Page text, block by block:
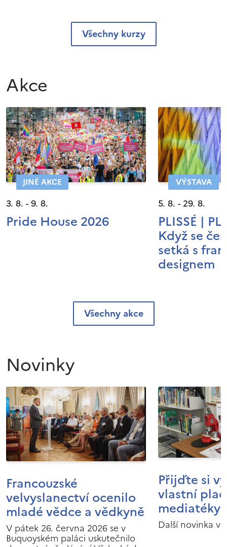
Všechny kurzy
Akce
JINÉ AKCE
3. 8. - 9. 8.
Pride House 2026
VÝSTAVA
5. 8. - 29. 8.
PLISSÉ |
Když se
setká s
designem
Všechny akce
Novinky
Francouzské
velvyslanectví ocenilo
mladé vědce a vědkyně
V pátek 26. června 2026 se v
Buquoyském paláci uskutečnilo
Přijďte si
vlastní
mediatéky
Další novinka v